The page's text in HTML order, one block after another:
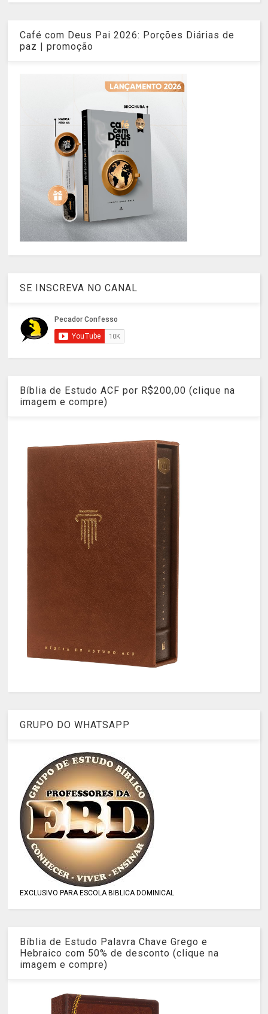
Café com Deus Pai 2026: Porções Diárias de
paz | promoção
SE INSCREVA NO CANAL
Bíblia de Estudo ACF por R$200,00 (clique na
imagem e compre)
GRUPO DO WHATSAPP
EXCLUSIVO PARA ESCOLA BIBLICA DOMINICAL
Bíblia de Estudo Palavra Chave Grego e
Hebraico com 50% de desconto (clique na
imagem e compre)